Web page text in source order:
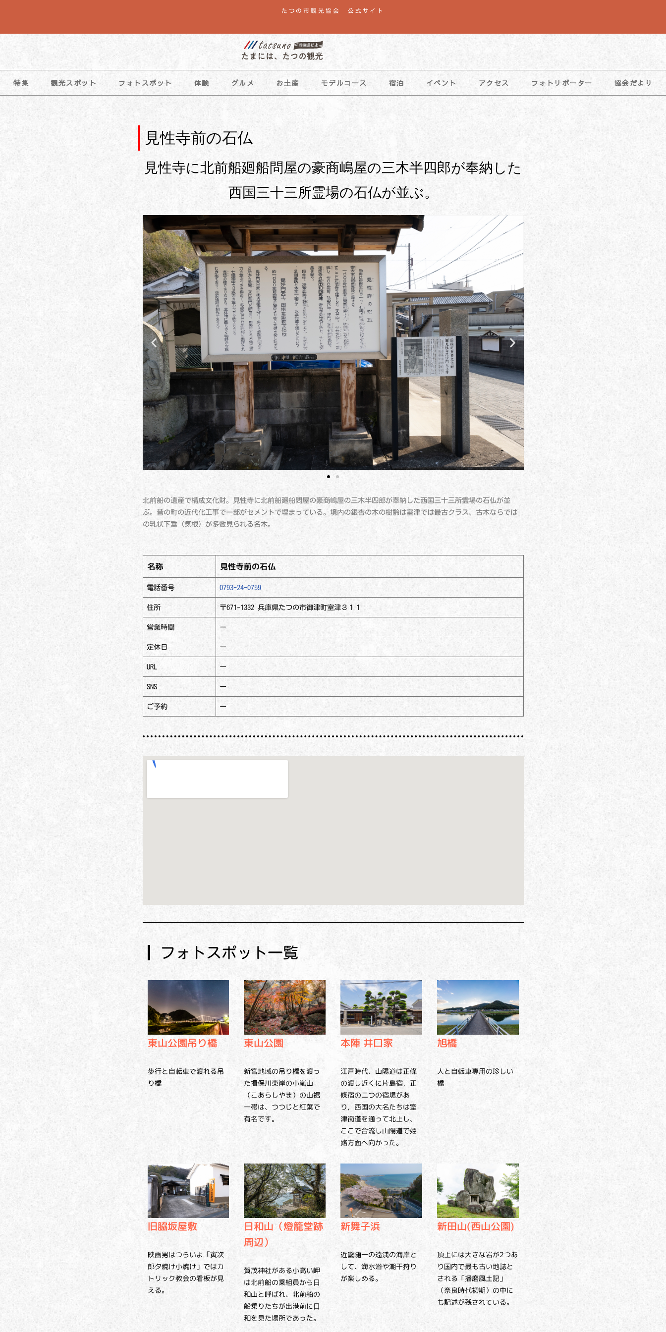
ン
ツ
へ
たつの市観光協会 公式サイト
特集 観光スポット フォトスポット 体験 グルメ お土産 モデルコース 宿泊 イベント アクセス フォトリポーター 協会だより
見性寺前の石仏
見性寺に北前船廻船問屋の豪商嶋屋の三木半四郎が奉納した
西国三十三所霊場の石仏が並ぶ。
北前船の遺産で構成文化財。見性寺に北前船廻船問屋の豪商嶋屋の三木半四郎が奉納した西国三十三所霊場の石仏が並
ぶ。昔の町の近代化工事で一部がセメントで埋まっている。境内の銀杏の木の樹齢は室津では最古クラス、古木ならでは
の乳状下垂（気根）が多数見られる名木。
名称 見性寺前の石仏
電話番号 0793-24-0759
住所 〒671-1332 兵庫県たつの市御津町室津３１１
営業時間 ー
定休日 ー
URL ー
SNS ー
ご予約 ー
フォトスポット一覧
東山公園吊り橋
歩行と自転車で渡れる吊
り橋
東山公園
新宮地域の吊り橋を渡っ
た揖保川東岸の小嵐山
（こあらしやま）の山裾
一帯は、つつじと紅葉で
有名です。
本陣 井口家
江戸時代、山陽道は正條
の渡し近くに片島宿，正
條宿の二つの宿場があ
り，西国の大名たちは室
津街道を通って北上し、
ここで合流し山陽道で姫
路方面へ向かった。
旭橋
人と自転車専用の珍しい
橋
旧脇坂屋敷
映画男はつらいよ「寅次
郎夕焼け小焼け」ではカ
トリック教会の看板が見
える。
日和山（燈籠堂跡
周辺）
賀茂神社がある小高い岬
は北前船の乗組員から日
和山と呼ばれ、北前船の
船乗りたちが出港前に日
和を見た場所であった。
新舞子浜
近畿随一の遠浅の海岸と
して、海水浴や潮干狩り
が楽しめる。
新田山(西山公園)
頂上には大きな岩が2つあ
り国内で最も古い地誌と
される「播磨風土記」
（奈良時代初期）の中に
も記述が残されている。